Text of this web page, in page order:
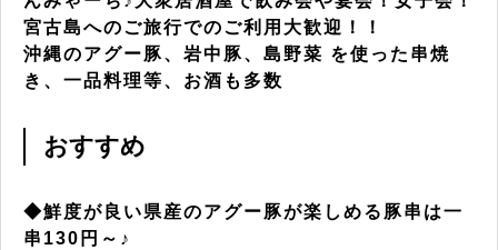
宮古島へのご旅行でのご利用大歓迎！！
沖縄のアグー豚、岩中豚、島野菜 を使った串焼
き、一品料理等、お酒も多数
おすすめ
◆鮮度が良い県産のアグー豚が楽しめる豚串は一
串130円～♪